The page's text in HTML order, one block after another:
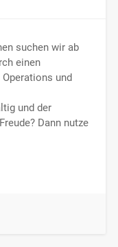
suchen wir ab
einen
und
und der
Dann nutze